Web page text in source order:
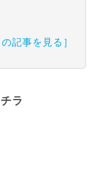
の記事を見る］
ラ